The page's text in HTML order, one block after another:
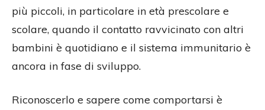
più piccoli, in particolare in età prescolare e
scolare, quando il contatto ravvicinato con altri
bambini è quotidiano e il sistema immunitario è
ancora in fase di sviluppo.
Riconoscerlo e sapere come comportarsi è